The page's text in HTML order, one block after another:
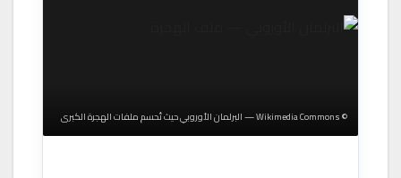
© Wikimedia Commons — البرلمان الأوروبي حيث تُحسم ملفات الهجرة الكبرى